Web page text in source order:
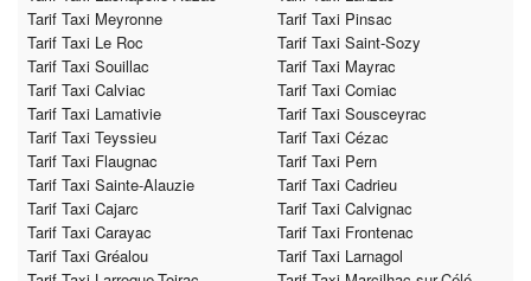
Tarif Taxi Meyronne
Tarif Taxi Pinsac
Tarif Taxi Le Roc
Tarif Taxi Saint-Sozy
Tarif Taxi Souillac
Tarif Taxi Mayrac
Tarif Taxi Calviac
Tarif Taxi Comiac
Tarif Taxi Lamativie
Tarif Taxi Sousceyrac
Tarif Taxi Teyssieu
Tarif Taxi Cézac
Tarif Taxi Flaugnac
Tarif Taxi Pern
Tarif Taxi Sainte-Alauzie
Tarif Taxi Cadrieu
Tarif Taxi Cajarc
Tarif Taxi Calvignac
Tarif Taxi Carayac
Tarif Taxi Frontenac
Tarif Taxi Gréalou
Tarif Taxi Larnagol